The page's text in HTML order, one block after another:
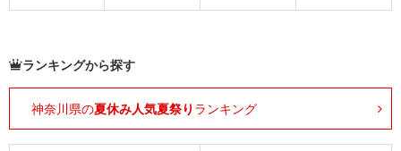
ランキングから探す
神奈川県の夏休み人気夏祭り ランキング